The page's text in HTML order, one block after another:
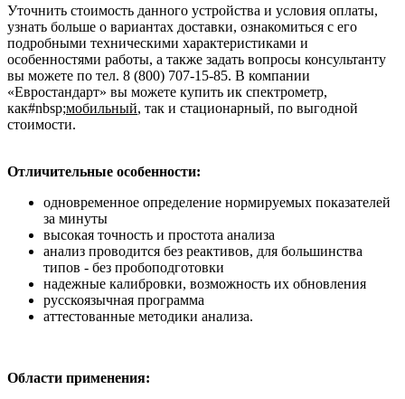
Уточнить стоимость данного устройства и условия оплаты,
узнать больше о вариантах доставки, ознакомиться с его
подробными техническими характеристиками и
особенностями работы, а также задать вопросы консультанту
вы можете по тел. 8 (800) 707-15-85. В компании
«Евростандарт» вы можете купить ик спектрометр,
как#nbsp;мобильный, так и стационарный, по выгодной
стоимости.
Отличительные особенности:
одновременное определение нормируемых показателей
за минуты
высокая точность и простота анализа
анализ проводится без реактивов, для большинства
типов - без пробоподготовки
надежные калибровки, возможность их обновления
русскоязычная программа
аттестованные методики анализа.
Области применения: